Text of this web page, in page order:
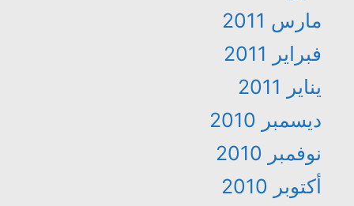
مارس 2011
فبراير 2011
يناير 2011
ديسمبر 2010
نوفمبر 2010
أكتوبر 2010